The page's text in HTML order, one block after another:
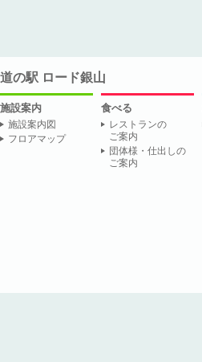
道の駅 ロード銀山
施設案内
施設案内図
フロアマップ
食べる
レストランの
ご案内
団体様・仕出しの
ご案内